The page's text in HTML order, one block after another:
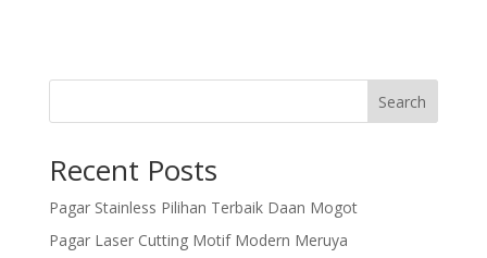
Search
Recent Posts
Pagar Stainless Pilihan Terbaik Daan Mogot
Pagar Laser Cutting Motif Modern Meruya